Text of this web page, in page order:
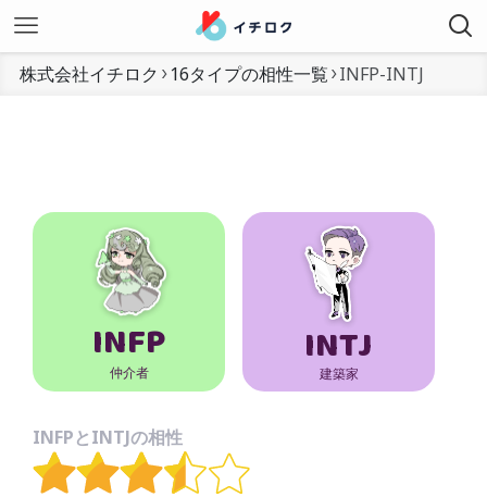
株式会社イチロク 16タイプの相性一覧 INFP-INTJ
INFP
仲介者 INTJ
建築家
INFPとINTJの相性